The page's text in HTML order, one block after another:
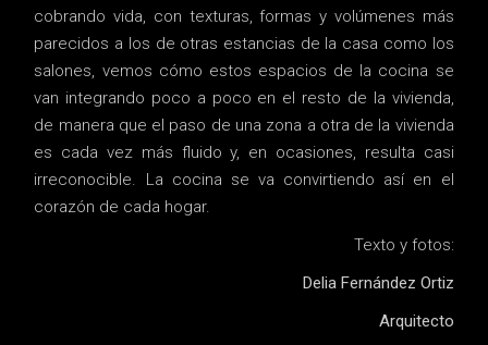
cobrando vida, con texturas, formas y volúmenes más
parecidos a los de otras estancias de la casa como los
salones, vemos cómo estos espacios de la cocina se
van integrando poco a poco en el resto de la vivienda,
de manera que el paso de una zona a otra de la vivienda
es cada vez más fluido y, en ocasiones, resulta casi
irreconocible. La cocina se va convirtiendo así en el
corazón de cada hogar.
Texto y fotos:
Delia Fernández Ortiz
Arquitecto